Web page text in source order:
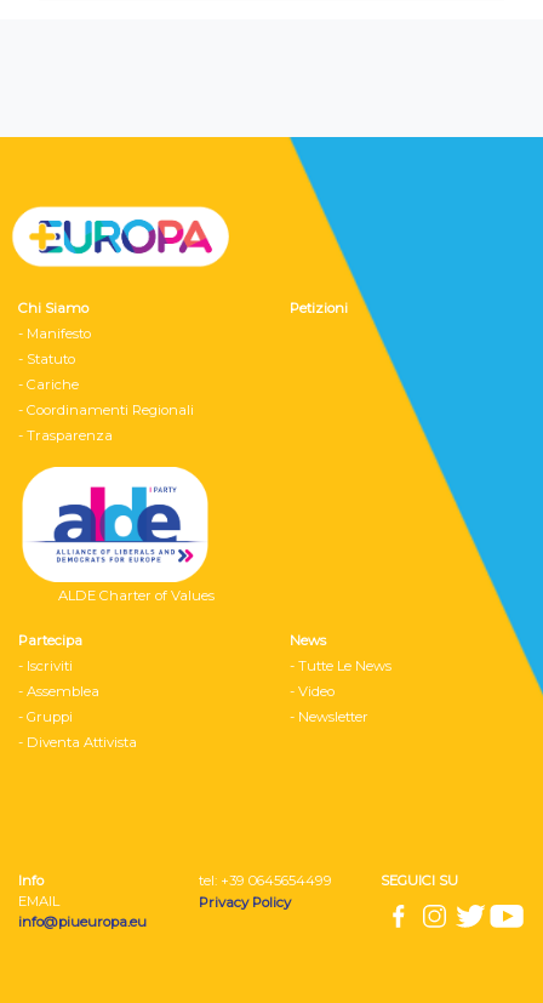
Chi Siamo
- Manifesto
- Statuto
- Cariche
- Coordinamenti Regionali
- Trasparenza
ALDE Charter of Values
Petizioni
Partecipa
- Iscriviti
- Assemblea
- Gruppi
- Diventa Attivista
News
- Tutte Le News
- Video
- Newsletter
Info
EMAIL
info@piueuropa.eu
tel: ‭+39 0645654499
Privacy Policy
SEGUICI SU